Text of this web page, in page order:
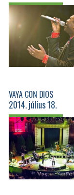
VAYA CON DIOS
2014. július 18.